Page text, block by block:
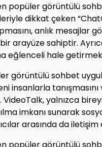
popüler görüntülü
dikkat çeken
anlık mesajlar
bir arayüze sahiptir.
eğlenceli hale
görüntülü sohbet
insanlarla
VideoTalk, yalnızca
imkanı sunarak
arasında da